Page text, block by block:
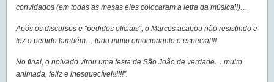
convidados (em todas as mesas eles colocaram a letra da música!!)…
Após os discursos e “pedidos oficiais”, o Marcos acabou não resistindo e
fez o pedido também… tudo muito emocionante e especial!!!
No final, o noivado virou uma festa de São João de verdade… muito
animada, feliz e inesquecível!!!!!!”.